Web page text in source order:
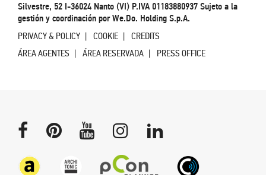
Silvestre, 52 I-36024 Nanto (VI) P.IVA 01183880937 Sujeto a la
gestión y coordinación por We.Do. Holding S.p.A.
PRIVACY & POLICY COOKIE
CREDITS
ÁREA AGENTES
ÁREA RESERVADA PRESS OFFICE